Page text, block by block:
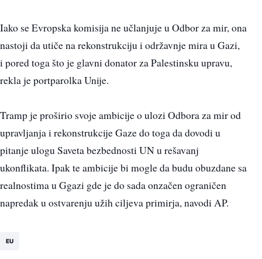
Iako se Evropska komisija ne učlanjuje u Odbor za mir, ona
nastoji da utiče na rekonstrukciju i održavnje mira u Gazi,
i pored toga što je glavni donator za Palestinsku upravu,
rekla je portparolka Unije.
Tramp je proširio svoje ambicije o ulozi Odbora za mir od
upravljanja i rekonstrukcije Gaze do toga da dovodi u
pitanje ulogu Saveta bezbednosti UN u rešavanj
ukonflikata. Ipak te ambicije bi mogle da budu obuzdane sa
realnostima u Ggazi gde je do sada onzačen ograničen
napredak u ostvarenju užih ciljeva primirja, navodi AP.
EU